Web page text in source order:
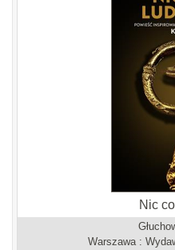
Nic
Warszawa :